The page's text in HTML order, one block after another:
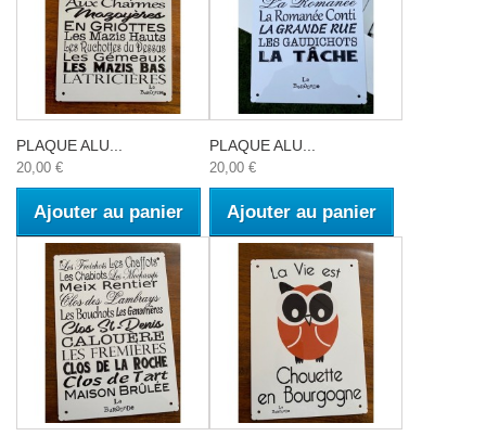
PLAQUE ALU...
20,00 €
Ajouter au panier
PLAQUE ALU...
20,00 €
Ajouter au panier